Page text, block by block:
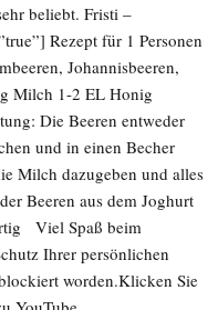
beliebt. Fristi –
Rezept für 1 Personen
Johannisbeeren,
Milch 1-2 EL Honig
Die Beeren entweder
und in einen Becher
Milch dazugeben und alles
Beeren aus dem Joghurt
Viel Spaß beim
Ihrer persönlichen
worden.Klicken Sie